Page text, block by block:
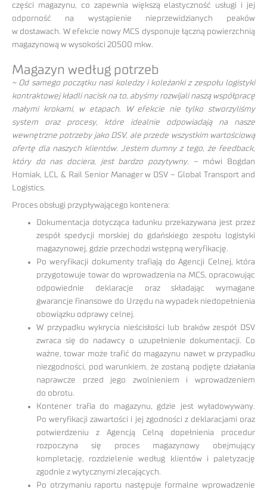
części magazynu, co zapewnia większą elastyczność usługi i jej
odporność na wystąpienie nieprzewidzianych peaków
w dostawach. W efekcie nowy MCS dysponuje łączną powierzchnią
magazynową w wysokości 20500 mkw.
Magazyn według potrzeb
~ Od samego początku nasi koledzy i koleżanki z zespołu logistyki
kontraktowej kładli nacisk na to, abyśmy rozwijali naszą współpracę
małymi krokami, w etapach. W efekcie nie tylko stworzyliśmy
system oraz procesy, które idealnie odpowiadają na nasze
wewnętrzne potrzeby jako DSV, ale przede wszystkim wartościową
ofertę dla naszych klientów. Jestem dumny z tego, że feedback,
który do nas dociera, jest bardzo pozytywny. – mówi Bogdan
Homiak, LCL & Rail Senior Manager w DSV – Global Transport and
Logistics.
Proces obsługi przypływającego kontenera:
Dokumentacja dotycząca ładunku przekazywana jest przez
zespół spedycji morskiej do gdańskiego zespołu logistyki
magazynowej, gdzie przechodzi wstępną weryfikację.
Po weryfikacji dokumenty trafiają do Agencji Celnej, która
przygotowuje towar do wprowadzenia na MCS, opracowując
odpowiednie deklaracje oraz składając wymagane
gwarancje finansowe do Urzędu na wypadek niedopełnienia
obowiązku odprawy celnej.
W przypadku wykrycia nieścisłości lub braków zespół DSV
zwraca się do nadawcy o uzupełnienie dokumentacji. Co
ważne, towar może trafić do magazynu nawet w przypadku
niezgodności, pod warunkiem, że zostaną podjęte działania
naprawcze przed jego zwolnieniem i wprowadzeniem
do obrotu.
Kontener trafia do magazynu, gdzie jest wyładowywany.
Po weryfikacji zawartości i jej zgodności z deklaracjami oraz
potwierdzeniu z Agencją Celną dopełnienia procedur
rozpoczyna się proces magazynowy obejmujący
kompletację, rozdzielenie według klientów i paletyzację
zgodnie z wytycznymi zlecających.
Po otrzymaniu raportu następuje formalne wprowadzenie